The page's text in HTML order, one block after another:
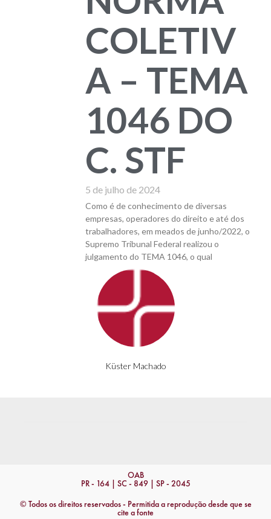
Küster Machado
COLETIV
A – TEMA
1046 DO
C. STF
5 de julho de 2024
Como é de conhecimento de diversas
empresas, operadores do direito e até dos
trabalhadores, em meados de junho/2022, o
Supremo Tribunal Federal realizou o
julgamento do TEMA 1046, o qual
OAB
PR - 164 | SC - 849 | SP - 2045
© Todos os direitos reservados - Permitida a reprodução desde que se
cite a fonte